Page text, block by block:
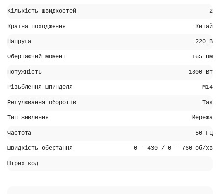
Кількість швидкостей 2
Країна походження Китай
Напруга 220 В
Обертаючий момент 165 Нм
Потужність 1800 Вт
Різьблення шпинделя М14
Регулювання оборотів Так
Тип живлення Мережа
Частота 50 Гц
Швидкість обертання 0 - 430 / 0 - 760 об/хв
Штрих код